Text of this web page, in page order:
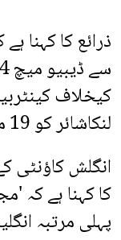
ذرائع کا کہنا
کیخلاف
لنکاشائر کو 19 مئی تک دستیاب ہوں گے۔
انگلش کاؤنٹی
کا کہنا ہے کہ
پہلی مرتبہ